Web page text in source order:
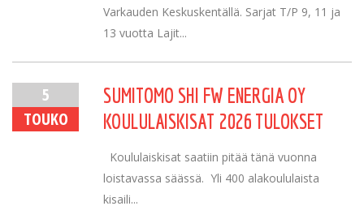
Varkauden Keskuskentällä. Sarjat T/P 9, 11 ja
13 vuotta Lajit...
5
TOUKO
SUMITOMO SHI FW ENERGIA OY
KOULULAISKISAT 2026 TULOKSET
Koululaiskisat saatiin pitää tänä vuonna
loistavassa säässä. Yli 400 alakoululaista
kisaili...